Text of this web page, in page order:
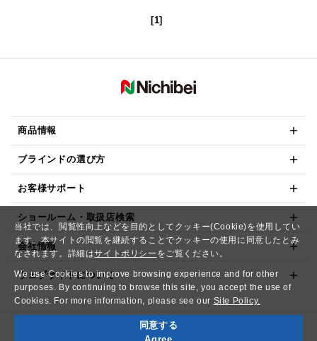
当社では、閲覧性向上などを目的としてクッキー(Cookie)を使用してい
ます。本サイトの閲覧を継続することでクッキーの使用に同意したとみ
なされます。詳細はサイトポリシー をご覧ください。
We use Cookies to improve browsing experience and for other
purposes. By continuing to browse this site, you accept the use of
Cookies. For more information, please see our Site Policy.
同意する
[1]
商品情報
ブラインドの選び方
お客様サポート
ショールーム・取扱店検索
会社情報
ウェブサイトについて
Copyright© NICHIBEI CO.,LTD. All Rights Reserved.